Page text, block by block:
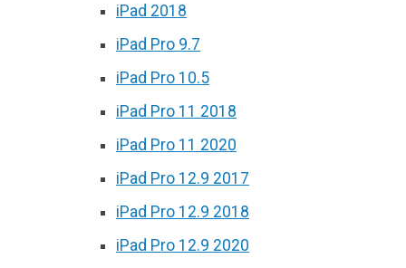
iPad 2018
iPad Pro 9.7
iPad Pro 10.5
iPad Pro 11 2018
iPad Pro 11 2020
iPad Pro 12.9 2017
iPad Pro 12.9 2018
iPad Pro 12.9 2020